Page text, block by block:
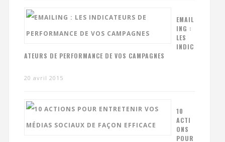
EMAIL
ING :
LES
INDIC
ATEURS DE PERFORMANCE DE VOS CAMPAGNES
20 avril 2015
10
ACTI
ONS
POUR